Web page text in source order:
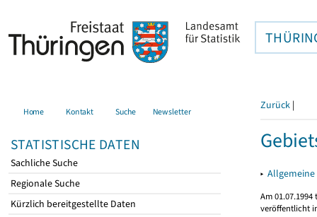
Home Kontakt Suche Newsletter
STATISTISCHE DATEN
Sachliche Suche
Regionale Suche
Kürzlich bereitgestellte Daten
Zurück |
▸
Am
veröffentlicht